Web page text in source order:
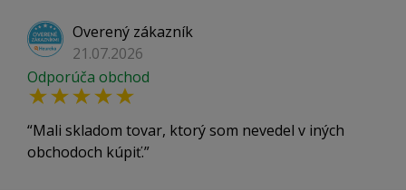
Overený zákazník
21.07.2026
Odporúča obchod
Mali skladom tovar, ktorý som nevedel v iných
obchodoch kúpiť.